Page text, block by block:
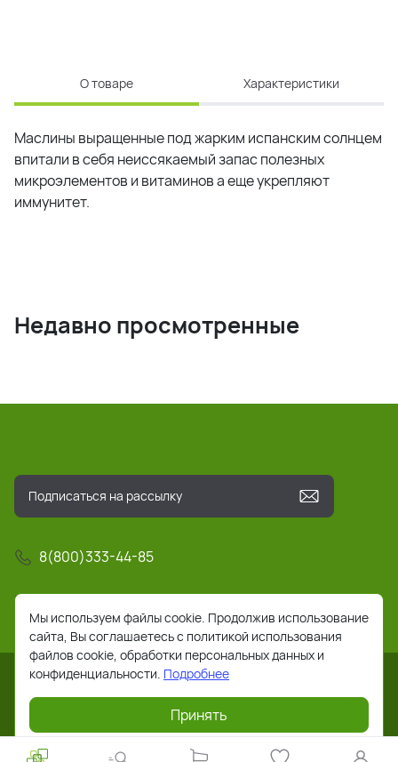
О товаре Характеристики
Маслины выращенные под жарким испанским солнцем
впитали в себя неиссякаемый запас полезных
микроэлементов и витаминов а еще укрепляют
иммунитет.
Недавно просмотренные
8(800)333-44-85
info@pochta-rts.ru
2026 © Все права защищены. Работает наReadyScript
Мы используем файлы cookie. Продолжив использование
сайта, Вы соглашаетесь с политикой использования
файлов cookie, обработки персональных данных и
конфиденциальности. Подробнее
Принять